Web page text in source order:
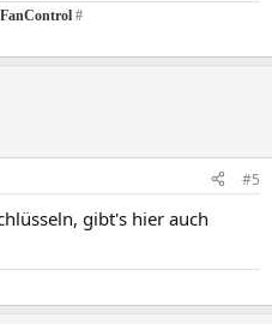
#
#5
gibt's hier auch